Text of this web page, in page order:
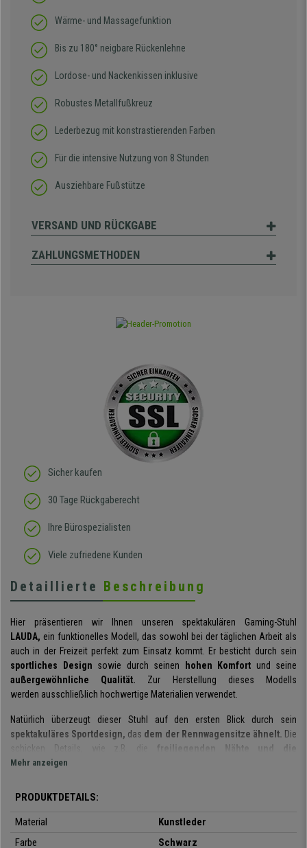
Wärme- und Massagefunktion
Bis zu 180° neigbare Rückenlehne
Lordose- und Nackenkissen inklusive
Robustes Metallfußkreuz
Lederbezug mit konstrastierenden Farben
Für die intensive Nutzung von 8 Stunden
Ausziehbare Fußstütze
VERSAND UND RÜCKGABE
ZAHLUNGSMETHODEN
Sicher kaufen
30 Tage Rückgaberecht
Ihre Bürospezialisten
Viele zufriedene Kunden
Detaillierte Beschreibung
Hier präsentieren wir Ihnen unseren spektakulären Gaming-Stuhl
LAUDA, ein funktionelles Modell, das sowohl bei der täglichen Arbeit als
auch in der Freizeit perfekt zum Einsatz kommt. Er besticht durch sein
sportliches Design sowie durch seinen hohen Komfort und seine
außergewöhnliche Qualität. Zur Herstellung dieses Modells
werden ausschließlich hochwertige Materialien verwendet.
Natürlich überzeugt dieser Stuhl auf den ersten Blick durch sein
spektakuläres Sportdesign, das dem der Rennwagensitze ähnelt. Die
schicken Details, wie z.B. die
freiliegenden Nähte und die
kontrastierenden Farben
Allerdings zeichnet sich unser Modell LAUDA nicht nur durch sein
spektakuläres Design aus,
er ist auch außerordentlich bequem.
Mehr anzeigen
PRODUKTDETAILS:
Material
Kunstleder
Farbe
Schwarz